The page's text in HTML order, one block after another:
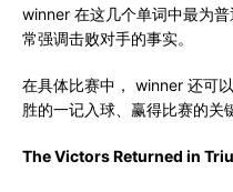
winner 在这几个单词中最为
常强调击败对手的事实。
在具体比赛中， winner 还可
胜的一记入球、赢得比赛的关
The Victors Returned in